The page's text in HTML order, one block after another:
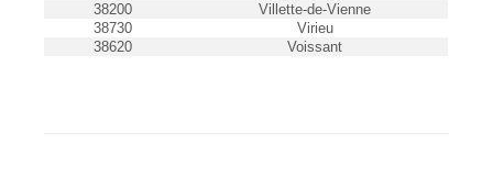
38200
Villette-de-Vienne
38730
Virieu
38620
Voissant